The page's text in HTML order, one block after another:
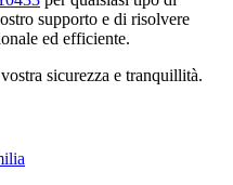
supporto e di risolvere
ed efficiente.
sicurezza e tranquillità.